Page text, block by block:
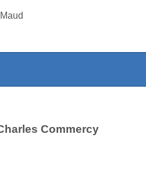
Commercy